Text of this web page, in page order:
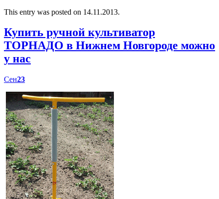
This entry was posted on 14.11.2013.
Купить ручной культиватор
ТОРНАДО в Нижнем Новгороде можно
у нас
Сен23